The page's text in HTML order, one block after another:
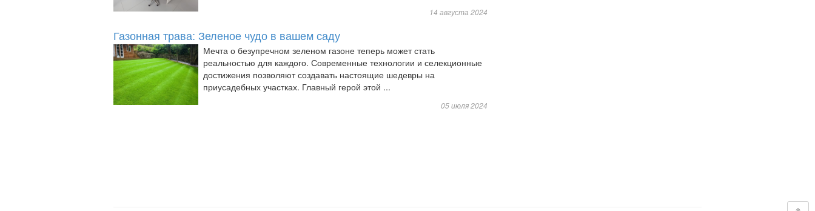
14 августа 2024
Газонная трава: Зеленое чудо в вашем саду
Мечта о безупречном зеленом газоне теперь может стать
реальностью для каждого. Современные технологии и селекционные
достижения позволяют создавать настоящие шедевры на
приусадебных участках. Главный герой этой ...
05 июля 2024